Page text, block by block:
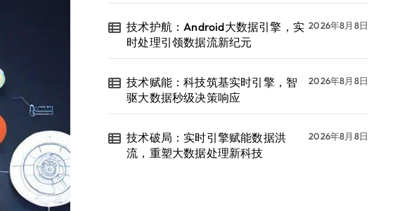
技术护航：Android大数据引擎，实
时处理引领数据流新纪元
2026年8月8日
技术赋能：科技筑基实时引擎，智
驱大数据秒级决策响应
2026年8月8日
技术破局：实时引擎赋能数据洪
流，重塑大数据处理新科技
2026年8月8日